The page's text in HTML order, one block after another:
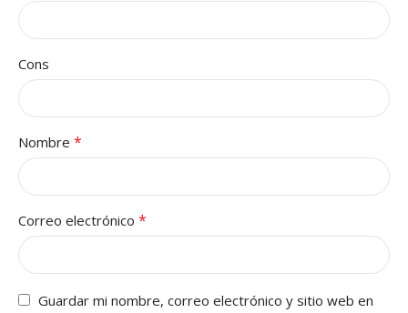
Cons
Nombre *
Correo electrónico *
Guardar mi nombre, correo electrónico y sitio web en